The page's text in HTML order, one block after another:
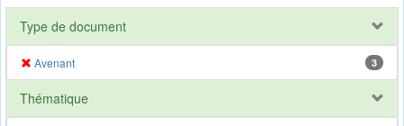
Type de document
Avenant 3
Thématique